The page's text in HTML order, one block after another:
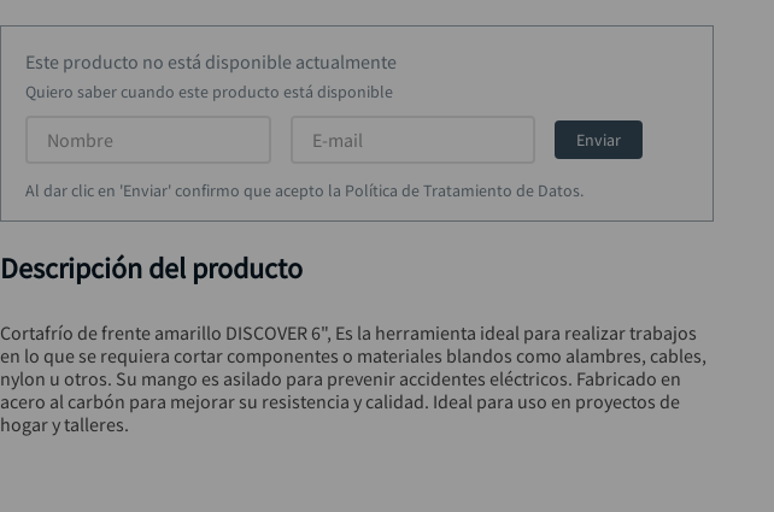
Este producto no está disponible actualmente
Quiero saber cuando este producto está disponible
Enviar
Al dar clic en 'Enviar' confirmo que acepto la Política de Tratamiento de Datos.
Descripción del producto
Cortafrío de frente amarillo DISCOVER 6", Es la herramienta ideal para realizar trabajos
en lo que se requiera cortar componentes o materiales blandos como alambres, cables,
nylon u otros. Su mango es asilado para prevenir accidentes eléctricos. Fabricado en
acero al carbón para mejorar su resistencia y calidad. Ideal para uso en proyectos de
hogar y talleres.